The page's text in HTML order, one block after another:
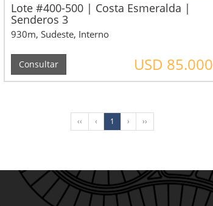
Lote #400-500 | Costa Esmeralda |
Senderos 3
930m, Sudeste, Interno
Consultar USD 85.000
‹‹ ‹ 1 › ››